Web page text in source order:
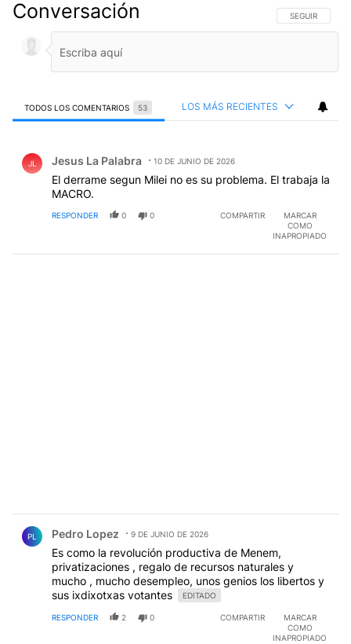
Conversación SIGA ESTA
SEGUIR
TODOS LOS COMENTARIOS 53 LOS MÁS RECIENTES
JL Jesus La Palabra 10 DE JUNIO DE 2026
El derrame segun Milei no es su problema. El trabaja la
MACRO.
RESPONDER 0 0 COMPARTIR
MARCAR
COMO
INAPROPIADO
PL Pedro Lopez 9 DE JUNIO DE 2026
Es como la revolución productiva de Menem,
privatizaciones , regalo de recursos naturales y
mucho , mucho desempleo, unos genios los libertos y
sus ixdixotxas votantes
EDITADO
RESPONDER 2 0 COMPARTIR
MARCAR
COMO
INAPROPIADO